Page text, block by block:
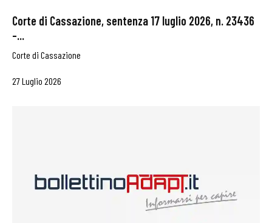
Corte di Cassazione, sentenza 17 luglio 2026, n. 23436
–...
Corte di Cassazione
27 Luglio 2026